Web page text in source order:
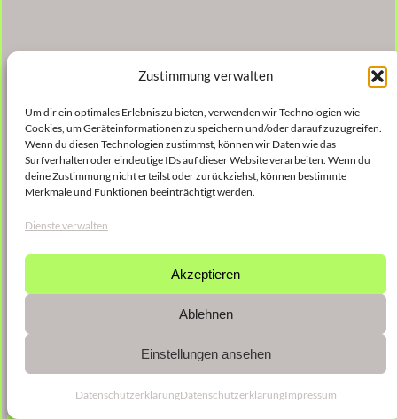
Zustimmung verwalten
Um dir ein optimales Erlebnis zu bieten, verwenden wir Technologien wie
Cookies, um Geräteinformationen zu speichern und/oder darauf zuzugreifen.
Wenn du diesen Technologien zustimmst, können wir Daten wie das
Surfverhalten oder eindeutige IDs auf dieser Website verarbeiten. Wenn du
deine Zustimmung nicht erteilst oder zurückziehst, können bestimmte
Merkmale und Funktionen beeinträchtigt werden.
Dienste verwalten
Akzeptieren
Ablehnen
Einstellungen ansehen
DatenschutzerklärungDatenschutzerklärungImpressum